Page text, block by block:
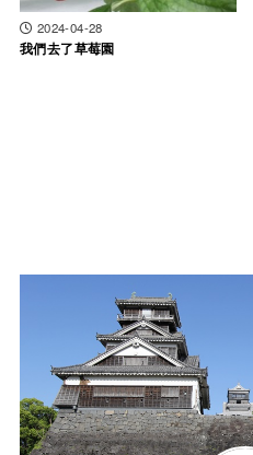
2024-04-28
我們去了草莓園